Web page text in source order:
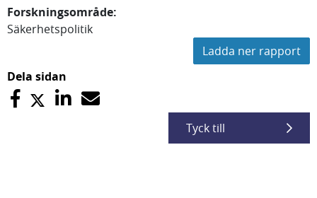
Forskningsområde:
Säkerhetspolitik
Ladda ner rapport
Dela sidan
Tyck till